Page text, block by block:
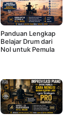
Panduan Lengkap
Belajar Drum dari
Nol untuk Pemula